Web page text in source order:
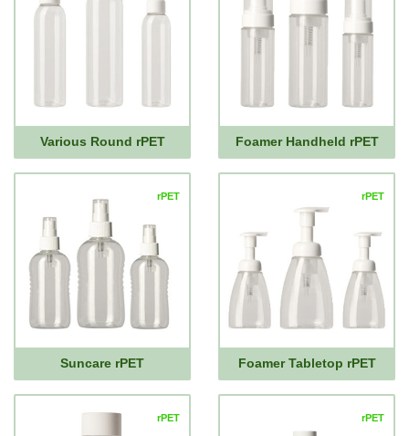
Various Round rPET Foamer Handheld rPET
rPET
Suncare rPET
rPET
Foamer Tabletop rPET
rPET rPET